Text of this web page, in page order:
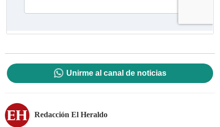
Unirme al canal de noticias
Redacción El Heraldo